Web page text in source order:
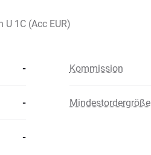
U 1C (Acc EUR)
- Kommission
- Mindestordergröße
-